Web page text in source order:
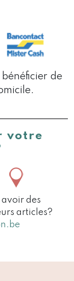
de
votre
des
articles?